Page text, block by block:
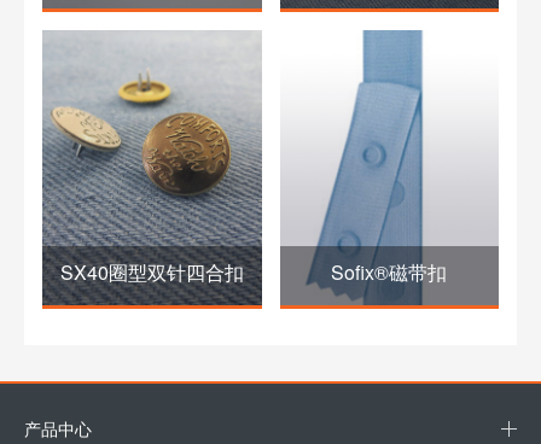
SX40圈型双针四合扣 Sofix®磁带扣
产品中心